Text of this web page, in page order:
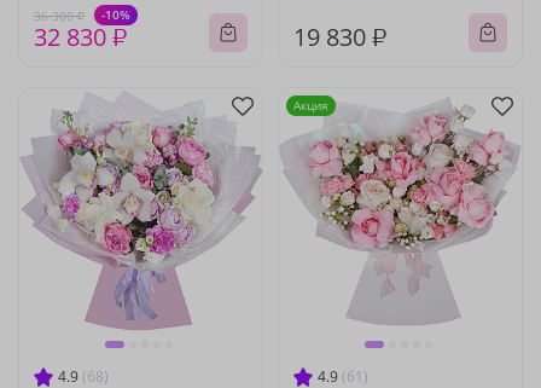
36 300 ₽ -10%
32 830 ₽ 19 830 ₽
4.9 (68) 4.9 (61)
Акция